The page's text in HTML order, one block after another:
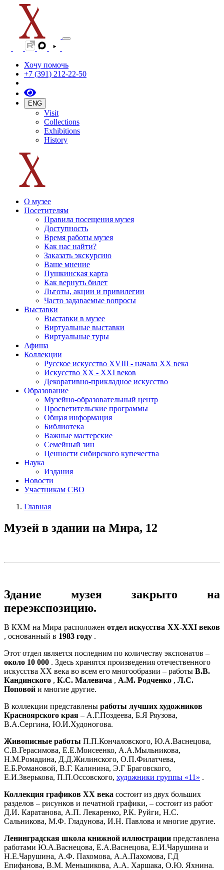
Хочу помочь
+7 (391) 212-22-50
ENG
Visit
Collections
Exhibitions
History
О музее
Посетителям
Правила посещения музея
Доступность
Время работы музея
Как нас найти?
Заказать экскурсию
Ваше мнение
Пушкинская карта
Как вернуть билет
Льготы, акции и привилегии
Часто задаваемые вопросы
Выставки
Выставки в музее
Виртуальные выставки
Виртуальные туры
Афиша
Коллекции
Русское искусство ХVIII - начала ХХ века
Искусство ХХ - ХХI веков
Декоративно-прикладное искусство
Образование
Музейно-образовательный центр
Просветительские программы
Общая информация
Библиотека
Важные мастерские
Семейный зин
Ценности сибирского купечества
Наука
Издания
Новости
Участникам СВО
Главная
Музей в здании на Мира, 12
Здание музея закрыто на
переэкспозицию.
В КХМ на Мира расположен отдел искусства XX-XXI веков
, основанный в 1983 году .
Этот отдел является последним по количеству экспонатов –
около 10 000 . Здесь хранятся произведения отечественного
искусства XX века во всем его многообразии – работы В.В.
Кандинского , К.С. Малевича , А.М. Родченко , Л.С.
Поповой и многие другие.
В коллекции представлены работы лучших художников
Красноярского края – А.Г.Поздеева, Б.Я Ряузова,
В.А.Сергина, Ю.И.Худоногова.
Живописные работы П.П.Кончаловского, Ю.А.Васнецова,
С.В.Герасимова, Е.Е.Моисеенко, А.А.Мыльникова,
Н.М.Ромадина, Д.Д.Жилинского, О.П.Филатчева,
Е.Б.Романовой, В.Г. Калинина, Э.Г Браговского,
Е.И.Зверькова, П.П.Оссовского, художники группы «11» .
Коллекция графиков XX века состоит из двух больших
разделов – рисунков и печатной графики, – состоит из работ
Д.И. Каратанова, А.П. Лекаренко, Р.К. Руйги, Н.С.
Сальникова, М.Ф. Гладунова, И.Н. Павлова и многие другие.
Ленинградская школа книжной иллюстрации представлена
​​работами Ю.А.Васнецова, Е.А.Васнецова, Е.И.Чарушина и
Н.Е.Чарушина, А.Ф. Пахомова, А.А.Пахомова, Г.Д
Епифанова, В.М. Меньшикова, А.А. Харшака, О.Ю. Яхнина.